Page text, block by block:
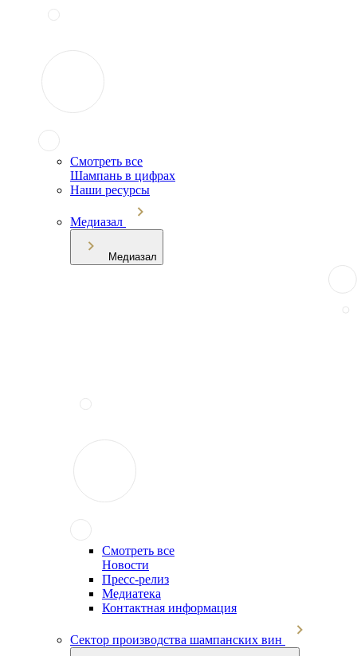
Смотреть все
Шампань в цифрах
Наши ресурсы
Медиазал
Медиазал
Смотреть все
Новости
Пресс-релиз
Медиатека
Контактная информация
Сектор производства шампанских вин